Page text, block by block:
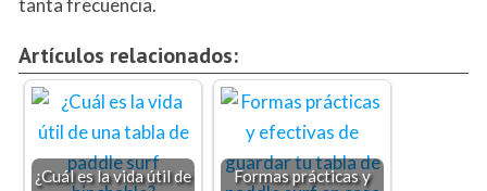
tanta frecuencia.
Artículos relacionados:
¿Cuál es la vida útil de
Formas prácticas y